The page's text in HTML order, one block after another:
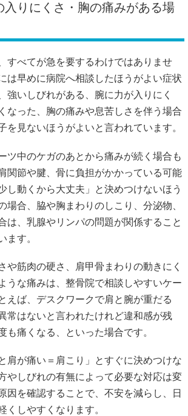
入りにくさ・胸の痛みがある場
すべてが急を要するわけではありませ
は早めに病院へ相談したほうがよい症状
強いしびれがある、腕に力が入りにく
なった、胸の痛みや息苦しさを伴う場合
を見ないほうがよいと言われています。
ツ中のケガのあとから痛みが続く場合も
関節や腱、骨に負担がかかっている可能
し動くから大丈夫」と決めつけないほう
場合、脇や胸まわりのしこり、分泌物、
は、乳腺やリンパの問題が関係すること
ます。
や筋肉の硬さ、肩甲骨まわりの動きにく
うな痛みは、整骨院で相談しやすいケー
えば、デスクワークで肩と腕が重だる
常はないと言われたけれど違和感が残
も痛くなる、といった場合です。
肩が痛い＝肩こり」とすぐに決めつけな
やしびれの有無によって必要な対応は変
因を確認することで、不安を減らし、日
くしやすくなります。